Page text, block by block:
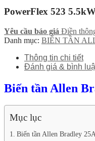
PowerFlex 523
Yêu cầu báo giá Điền
Danh mục: BIẾN TẦN
Thông tin chi tiết
Đánh giá & bình
Biến tần Allen
Mục lục
Biến tần Allen Bradley